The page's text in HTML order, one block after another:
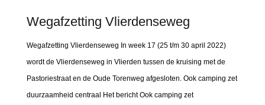
Wegafzetting Vlierdenseweg
Wegafzetting Vlierdenseweg In week 17 (25 t/m 30 april 2022)
wordt de Vlierdenseweg in Vlierden tussen de kruising met de
Pastoriestraat en de Oude Torenweg afgesloten. Ook camping zet
duurzaamheid centraal Het bericht Ook camping zet